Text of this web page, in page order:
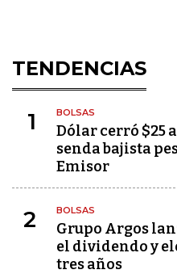
TENDENCIAS
1 BOLSAS
Dólar cerró $25
senda bajista
Emisor
2 BOLSAS
Grupo Argos
el dividendo y
tres años